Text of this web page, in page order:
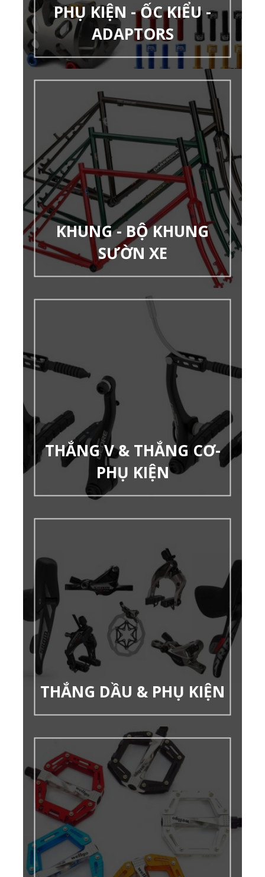
PHỤ KIỆN - ỐC KIỂU -
ADAPTORS
KHUNG - BỘ KHUNG
SƯỜN XE
THẮNG V & THẮNG CƠ-
PHỤ KIỆN
THẮNG DẦU & PHỤ KIỆN